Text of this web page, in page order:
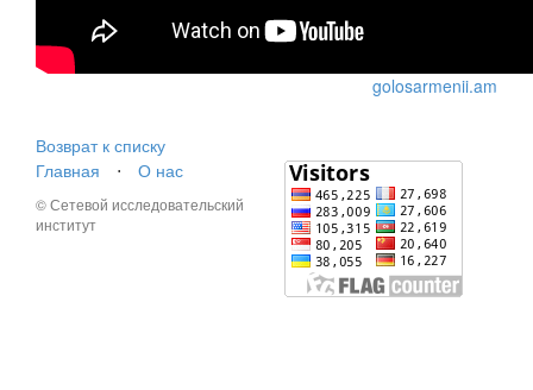
golosarmenii.am
Возврат к списку
Главная
⋅ О нас
© Сетевой исследовательский
институт